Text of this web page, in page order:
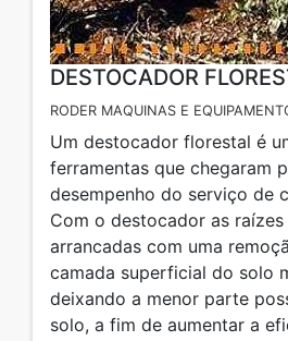
DESTOCADOR
RODER MAQUINAS E
Um destocador florestal é
ferramentas que chegaram
desempenho do serviço de
Com o destocador as
arrancadas com uma
camada superficial do solo
deixando a menor parte
solo, a fim de aumentar a